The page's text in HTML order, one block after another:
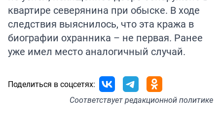
квартире северянина при обыске. В ходе
следствия выяснилось, что эта кража в
биографии охранника – не первая. Ранее
уже имел место аналогичный случай.
Поделиться в соцсетях:
Соответствуетредакционной политике